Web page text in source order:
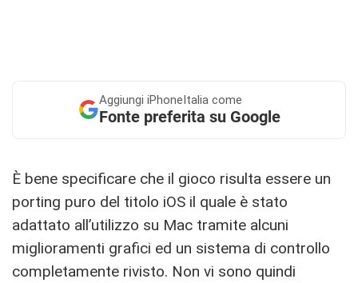
Aggiungi iPhoneItalia come
Fonte preferita su Google
È bene specificare che il gioco risulta essere un
porting puro del titolo iOS il quale è stato
adattato all’utilizzo su Mac tramite alcuni
miglioramenti grafici ed un sistema di controllo
completamente rivisto. Non vi sono quindi